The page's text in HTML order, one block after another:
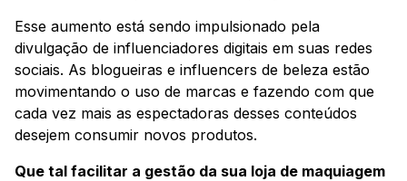
Esse aumento está sendo impulsionado pela
divulgação de influenciadores digitais em suas redes
sociais. As blogueiras e influencers de beleza estão
movimentando o uso de marcas e fazendo com que
cada vez mais as espectadoras desses conteúdos
desejem consumir novos produtos.
Que tal facilitar a gestão da sua loja de maquiagem